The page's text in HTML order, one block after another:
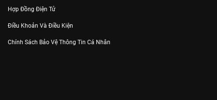
Hợp Đồng Điện Tử
Điều Khoản Và Điều Kiện
Chính Sách Bảo Vệ Thông Tin Cá Nhân